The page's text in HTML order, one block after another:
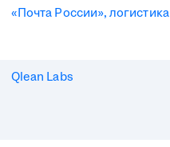
«Почта России», логистика
Qlean Labs